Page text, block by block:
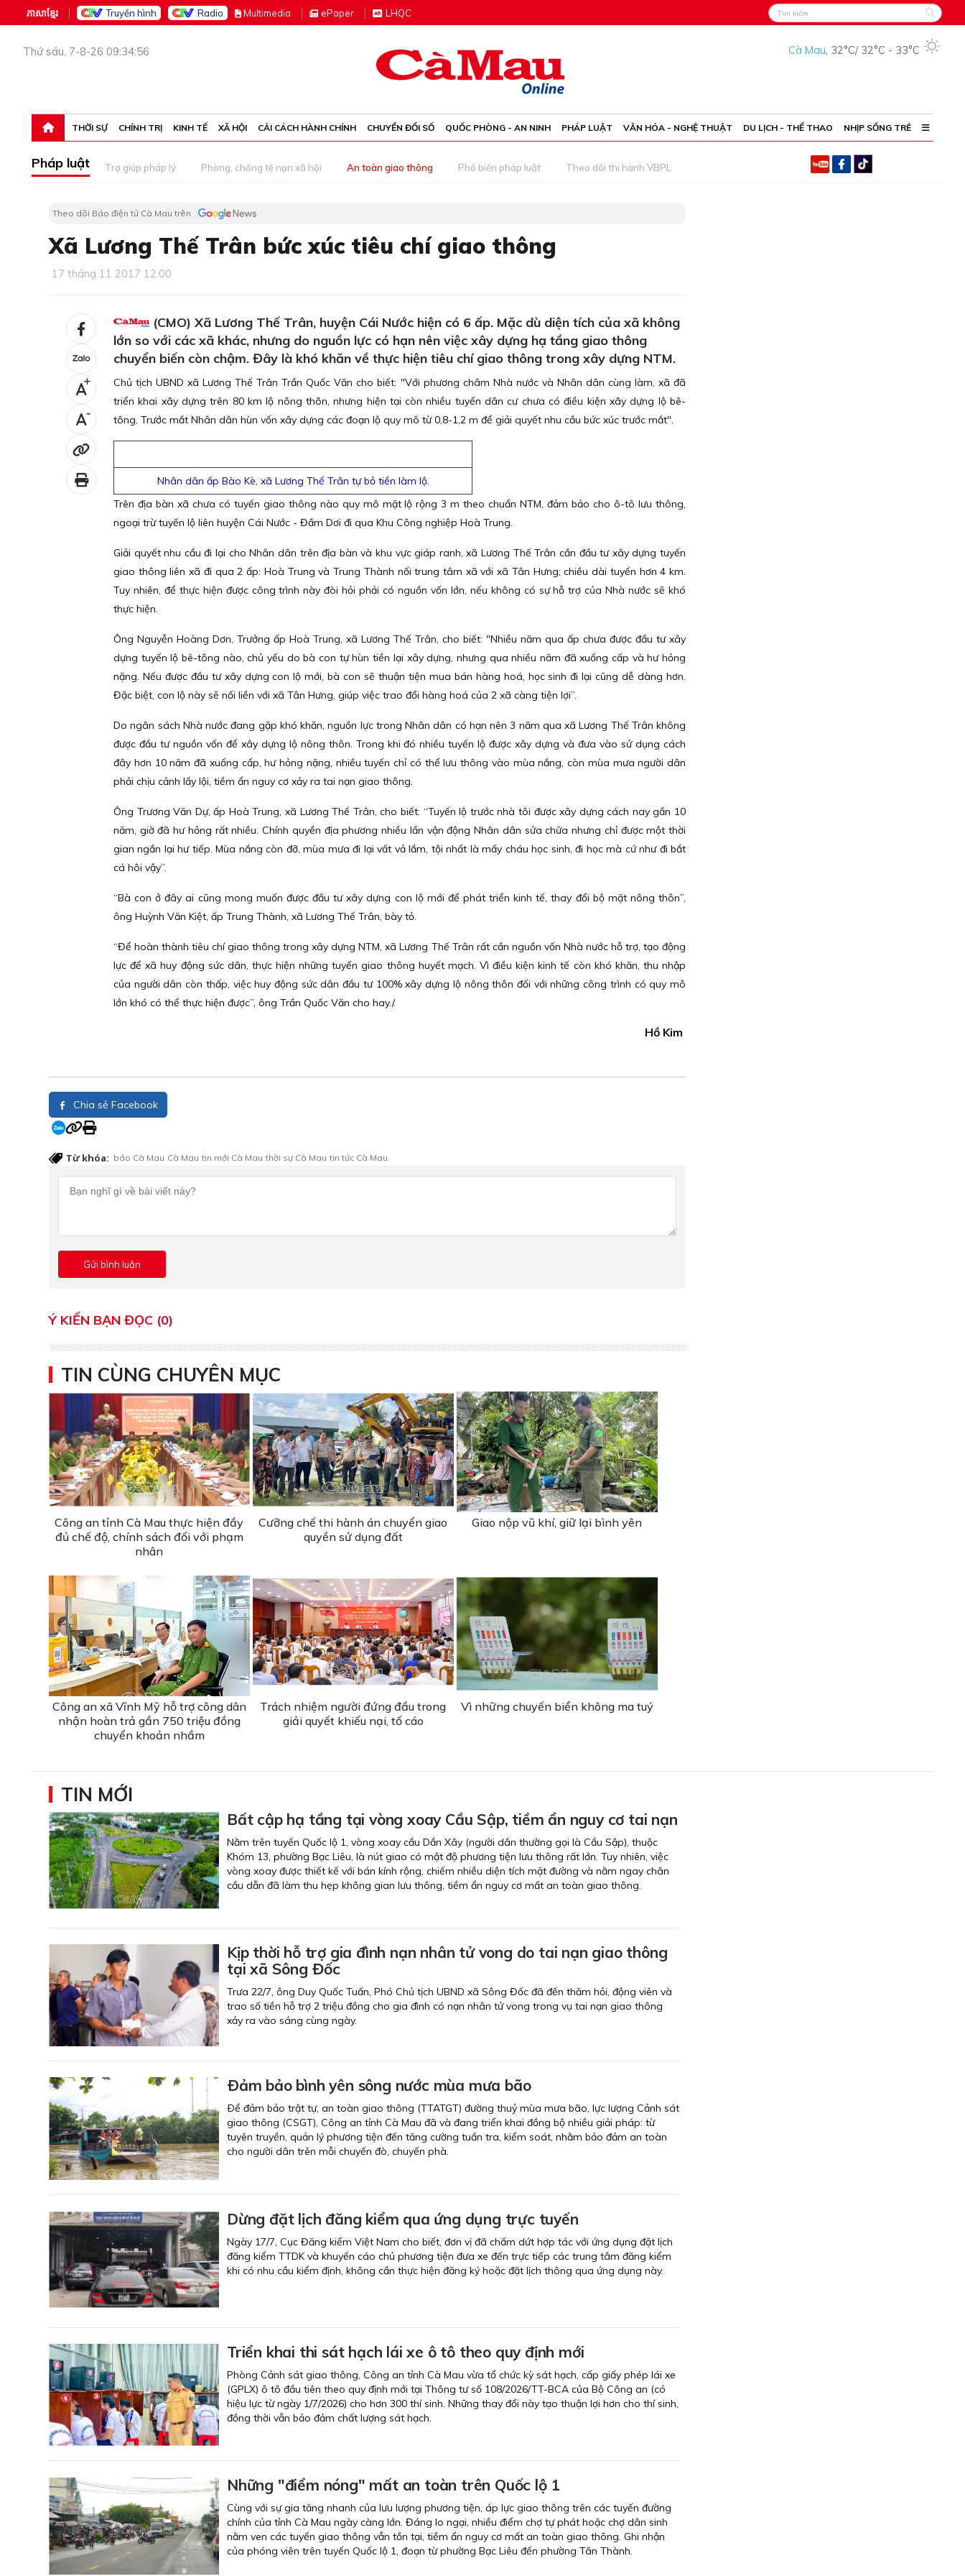
ភាសាខ្មែរ Truyền hình Radio Multimedia ePaper LHQC
Thứ sáu, 7-8-26 09:34:56 Cà Mau, 32°C/ 32°C - 33°C
THỜI SỰ CHÍNH TRỊ KINH TẾ XÃ HỘI CẢI CÁCH HÀNH CHÍNH CHUYỂN ĐỔI SỐ QUỐC PHÒNG - AN NINH PHÁP LUẬT VĂN HÓA - NGHỆ THUẬT DU LỊCH - THỂ THAO NHỊP SỐNG TRẺ
Pháp luật Trợ giúp pháp lý Phòng, chống tệ nạn xã hội An toàn giao thông Phổ biến pháp luật Theo dõi thi hành VBPL
Theo dõi Báo điện tử Cà Mau trên
Xã Lương Thế Trân bức xúc tiêu chí giao thông
17 tháng 11 2017 12:00
+
-
(CMO) Xã Lương Thế Trân, huyện Cái Nước hiện có 6 ấp. Mặc dù diện tích của xã không
lớn so với các xã khác, nhưng do nguồn lực có hạn nên việc xây dựng hạ tầng giao thông
chuyển biến còn chậm. Đây là khó khăn về thực hiện tiêu chí giao thông trong xây dựng NTM.
Chủ tịch UBND xã Lương Thế Trân Trần Quốc Văn cho biết: "Với phương châm Nhà nước và Nhân dân cùng làm, xã đã
triển khai xây dựng trên 80 km lộ nông thôn, nhưng hiện tại còn nhiều tuyến dân cư chưa có điều kiện xây dựng lộ bê-
tông. Trước mắt Nhân dân hùn vốn xây dựng các đoạn lộ quy mô từ 0,8-1,2 m để giải quyết nhu cầu bức xúc trước mắt".
Nhân dân ấp Bào Kè, xã Lương Thế Trân tự bỏ tiền làm lộ.
Trên địa bàn xã chưa có tuyến giao thông nào quy mô mặt lộ rộng 3 m theo chuẩn NTM, đảm bảo cho ô-tô lưu thông,
ngoại trừ tuyến lộ liên huyện Cái Nước - Đầm Dơi đi qua Khu Công nghiệp Hoà Trung.
Giải quyết nhu cầu đi lại cho Nhân dân trên địa bàn và khu vực giáp ranh, xã Lương Thế Trân cần đầu tư xây dựng tuyến
giao thông liên xã đi qua 2 ấp: Hoà Trung và Trung Thành nối trung tâm xã với xã Tân Hưng; chiều dài tuyến hơn 4 km.
Tuy nhiên, để thực hiện được công trình này đòi hỏi phải có nguồn vốn lớn, nếu không có sự hỗ trợ của Nhà nước sẽ khó
thực hiện.
Ông Nguyễn Hoàng Dơn, Trưởng ấp Hoà Trung, xã Lương Thế Trân, cho biết: "Nhiều năm qua ấp chưa được đầu tư xây
dựng tuyến lộ bê-tông nào, chủ yếu do bà con tự hùn tiền lại xây dựng, nhưng qua nhiều năm đã xuống cấp và hư hỏng
nặng. Nếu được đầu tư xây dựng con lộ mới, bà con sẽ thuận tiện mua bán hàng hoá, học sinh đi lại cũng dễ dàng hơn.
Đặc biệt, con lộ này sẽ nối liền với xã Tân Hưng, giúp việc trao đổi hàng hoá của 2 xã càng tiện lợi”.
Do ngân sách Nhà nước đang gặp khó khăn, nguồn lực trong Nhân dân có hạn nên 3 năm qua xã Lương Thế Trân không
được đầu tư nguồn vốn để xây dựng lộ nông thôn. Trong khi đó nhiều tuyến lộ được xây dựng và đưa vào sử dụng cách
đây hơn 10 năm đã xuống cấp, hư hỏng nặng, nhiều tuyến chỉ có thể lưu thông vào mùa nắng, còn mùa mưa người dân
phải chịu cảnh lầy lội, tiềm ẩn nguy cơ xảy ra tai nạn giao thông.
Ông Trương Văn Dự, ấp Hoà Trung, xã Lương Thế Trân, cho biết: “Tuyến lộ trước nhà tôi được xây dựng cách nay gần 10
năm, giờ đã hư hỏng rất nhiều. Chính quyền địa phương nhiều lần vận động Nhân dân sửa chữa nhưng chỉ được một thời
gian ngắn lại hư tiếp. Mùa nắng còn đỡ, mùa mưa đi lại vất vả lắm, tội nhất là mấy cháu học sinh, đi học mà cứ như đi bắt
cá hôi vậy”.
“Bà con ở đây ai cũng mong muốn được đầu tư xây dựng con lộ mới để phát triển kinh tế, thay đổi bộ mặt nông thôn”,
ông Huỳnh Văn Kiệt, ấp Trung Thành, xã Lương Thế Trân, bày tỏ.
“Để hoàn thành tiêu chí giao thông trong xây dựng NTM, xã Lương Thế Trân rất cần nguồn vốn Nhà nước hỗ trợ, tạo động
lực để xã huy động sức dân, thực hiện những tuyến giao thông huyết mạch. Vì điều kiện kinh tế còn khó khăn, thu nhập
của người dân còn thấp, việc huy động sức dân đầu tư 100% xây dựng lộ nông thôn đối với những công trình có quy mô
lớn khó có thể thực hiện được”, ông Trần Quốc Văn cho hay./.
Hồ Kim
Chia sẻ Facebook
Từ khóa: báo Cà Mau Cà Mau tin mới Cà Mau thời sự Cà Mau tin tức Cà Mau
Ý KIẾN BẠN ĐỌC (0)
TIN CÙNG CHUYÊN MỤC
Công an tỉnh Cà Mau thực hiện đầy
đủ chế độ, chính sách đối với phạm
nhân
Cưỡng chế thi hành án chuyển giao
quyền sử dụng đất
Giao nộp vũ khí, giữ lại bình yên
Công an xã Vĩnh Mỹ hỗ trợ công dân
nhận hoàn trả gần 750 triệu đồng
chuyển khoản nhầm
Trách nhiệm người đứng đầu trong
giải quyết khiếu nại, tố cáo
Vì những chuyến biển không ma tuý
TIN MỚI
Bất cập hạ tầng tại vòng xoay Cầu Sập, tiềm ẩn nguy cơ tai nạn
Nằm trên tuyến Quốc lộ 1, vòng xoay cầu Dần Xây (người dân thường gọi là Cầu Sập), thuộc
Khóm 13, phường Bạc Liêu, là nút giao có mật độ phương tiện lưu thông rất lớn. Tuy nhiên, việc
vòng xoay được thiết kế với bán kính rộng, chiếm nhiều diện tích mặt đường và nằm ngay chân
cầu dẫn đã làm thu hẹp không gian lưu thông, tiềm ẩn nguy cơ mất an toàn giao thông.
Kịp thời hỗ trợ gia đình nạn nhân tử vong do tai nạn giao thông
tại xã Sông Đốc
Trưa 22/7, ông Duy Quốc Tuấn, Phó Chủ tịch UBND xã Sông Đốc đã đến thăm hỏi, động viên và
trao số tiền hỗ trợ 2 triệu đồng cho gia đình có nạn nhân tử vong trong vụ tai nạn giao thông
xảy ra vào sáng cùng ngày.
Ðảm bảo bình yên sông nước mùa mưa bão
Ðể đảm bảo trật tự, an toàn giao thông (TTATGT) đường thuỷ mùa mưa bão, lực lượng Cảnh sát
giao thông (CSGT), Công an tỉnh Cà Mau đã và đang triển khai đồng bộ nhiều giải pháp: từ
tuyên truyền, quản lý phương tiện đến tăng cường tuần tra, kiểm soát, nhằm bảo đảm an toàn
cho người dân trên mỗi chuyến đò, chuyến phà.
Dừng đặt lịch đăng kiểm qua ứng dụng trực tuyến
Ngày 17/7, Cục Đăng kiểm Việt Nam cho biết, đơn vị đã chấm dứt hợp tác với ứng dụng đặt lịch
đăng kiểm TTDK và khuyến cáo chủ phương tiện đưa xe đến trực tiếp các trung tâm đăng kiểm
khi có nhu cầu kiểm định, không cần thực hiện đăng ký hoặc đặt lịch thông qua ứng dụng này.
Triển khai thi sát hạch lái xe ô tô theo quy định mới
Phòng Cảnh sát giao thông, Công an tỉnh Cà Mau vừa tổ chức kỳ sát hạch, cấp giấy phép lái xe
(GPLX) ô tô đầu tiên theo quy định mới tại Thông tư số 108/2026/TT-BCA của Bộ Công an (có
hiệu lực từ ngày 1/7/2026) cho hơn 300 thí sinh. Những thay đổi này tạo thuận lợi hơn cho thí sinh,
đồng thời vẫn bảo đảm chất lượng sát hạch.
Những "điểm nóng" mất an toàn trên Quốc lộ 1
Cùng với sự gia tăng nhanh của lưu lượng phương tiện, áp lực giao thông trên các tuyến đường
chính của tỉnh Cà Mau ngày càng lớn. Đáng lo ngại, nhiều điểm chợ tự phát hoặc chợ dân sinh
nằm ven các tuyến giao thông vẫn tồn tại, tiềm ẩn nguy cơ mất an toàn giao thông. Ghi nhận
của phóng viên trên tuyến Quốc lộ 1, đoạn từ phường Bạc Liêu đến phường Tân Thành.